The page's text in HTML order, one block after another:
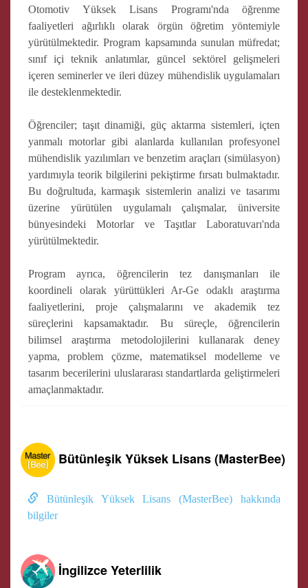
Otomotiv Yüksek Lisans Programı'nda öğrenme
faaliyetleri ağırlıklı olarak örgün öğretim yöntemiyle
yürütülmektedir. Program kapsamında sunulan müfredat;
sınıf içi teknik anlatımlar, güncel sektörel gelişmeleri
içeren seminerler ve ileri düzey mühendislik uygulamaları
ile desteklenmektedir.
Öğrenciler; taşıt dinamiği, güç aktarma sistemleri, içten
yanmalı motorlar gibi alanlarda kullanılan profesyonel
mühendislik yazılımları ve benzetim araçları (simülasyon)
yardımıyla teorik bilgilerini pekiştirme fırsatı bulmaktadır.
Bu doğrultuda, karmaşık sistemlerin analizi ve tasarımı
üzerine yürütülen uygulamalı çalışmalar, üniversite
bünyesindeki Motorlar ve Taşıtlar Laboratuvarı'nda
yürütülmektedir.
Program ayrıca, öğrencilerin tez danışmanları ile
koordineli olarak yürüttükleri Ar-Ge odaklı araştırma
faaliyetlerini, proje çalışmalarını ve akademik tez
süreçlerini kapsamaktadır. Bu süreçle, öğrencilerin
bilimsel araştırma metodolojilerini kullanarak deney
yapma, problem çözme, matematiksel modelleme ve
tasarım becerilerini uluslararası standartlarda geliştirmeleri
amaçlanmaktadır.
Bütünleşik Yüksek Lisans (MasterBee)
Bütünleşik Yüksek Lisans (MasterBee) hakkında
bilgiler
İngilizce Yeterlilik